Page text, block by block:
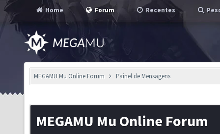
Home Forum Recentes
MEGAMU Mu Online Forum Painel de Mensagens
MEGAMU Mu Online Forum